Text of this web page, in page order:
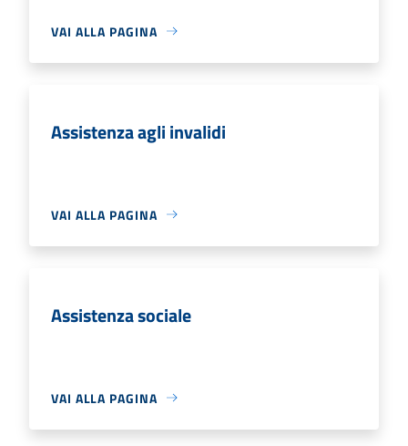
VAI ALLA PAGINA
Assistenza agli invalidi
VAI ALLA PAGINA
Assistenza sociale
VAI ALLA PAGINA